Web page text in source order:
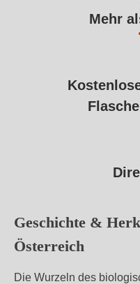
Mehr
Geschichte &
Österreich
Die Wurzeln des